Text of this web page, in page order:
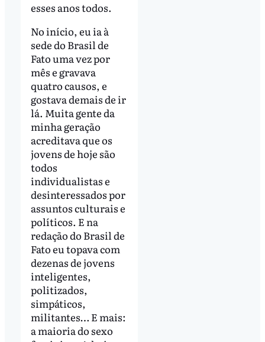
esses anos todos.
No início, eu ia à
sede do Brasil de
Fato uma vez por
mês e gravava
quatro causos, e
gostava demais de ir
lá. Muita gente da
minha geração
acreditava que os
jovens de hoje são
todos
individualistas e
desinteressados por
assuntos culturais e
políticos. E na
redação do Brasil de
Fato eu topava com
dezenas de jovens
inteligentes,
politizados,
simpáticos,
militantes… E mais:
a maioria do sexo